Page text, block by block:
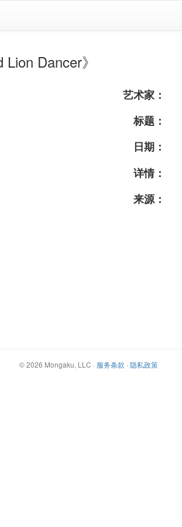
Dancer》
艺术家：
标题：
日期：
详情：
来源：
©2026 Mongaku, LLC · 服务条款 · 隐私政策